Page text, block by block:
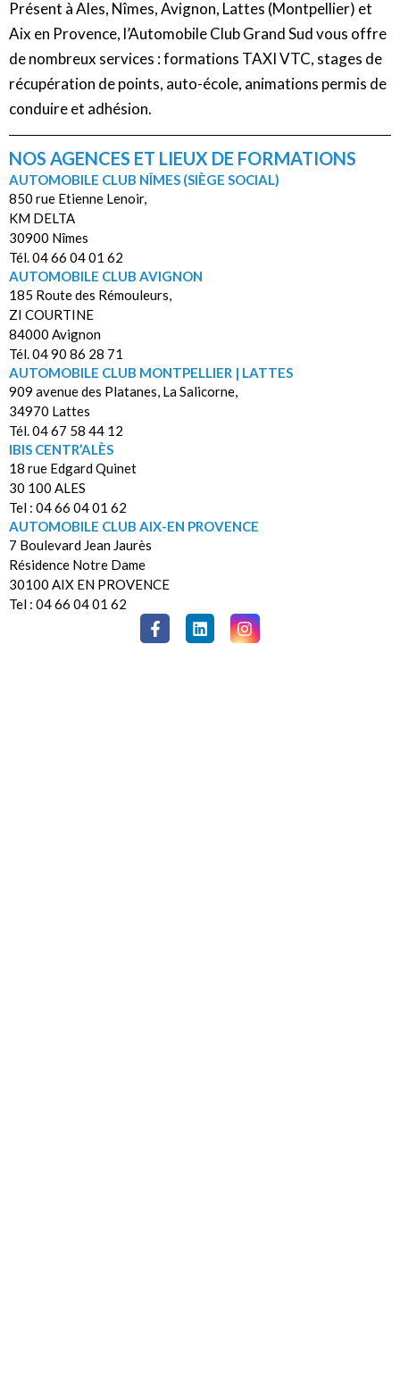
Présent à Ales, Nîmes, Avignon, Lattes (Montpellier) et
Aix en Provence, l’Automobile Club Grand Sud vous offre
de nombreux services : formations TAXI VTC, stages de
récupération de points, auto-école, animations permis de
conduire et adhésion.
NOS AGENCES ET LIEUX DE FORMATIONS
AUTOMOBILE CLUB NÎMES (SIÈGE SOCIAL)
850 rue Etienne Lenoir,
KM DELTA
30900 Nîmes
Tél. 04 66 04 01 62
AUTOMOBILE CLUB AVIGNON
185 Route des Rémouleurs,
ZI COURTINE
84000 Avignon
Tél. 04 90 86 28 71
AUTOMOBILE CLUB MONTPELLIER | LATTES
909 avenue des Platanes, La Salicorne,
34970 Lattes
Tél. 04 67 58 44 12
IBIS CENTR’ALÈS
18 rue Edgard Quinet
30 100 ALES
Tel : 04 66 04 01 62
AUTOMOBILE CLUB AIX-EN PROVENCE
7 Boulevard Jean Jaurès
Résidence Notre Dame
30100 AIX EN PROVENCE
Tel : 04 66 04 01 62